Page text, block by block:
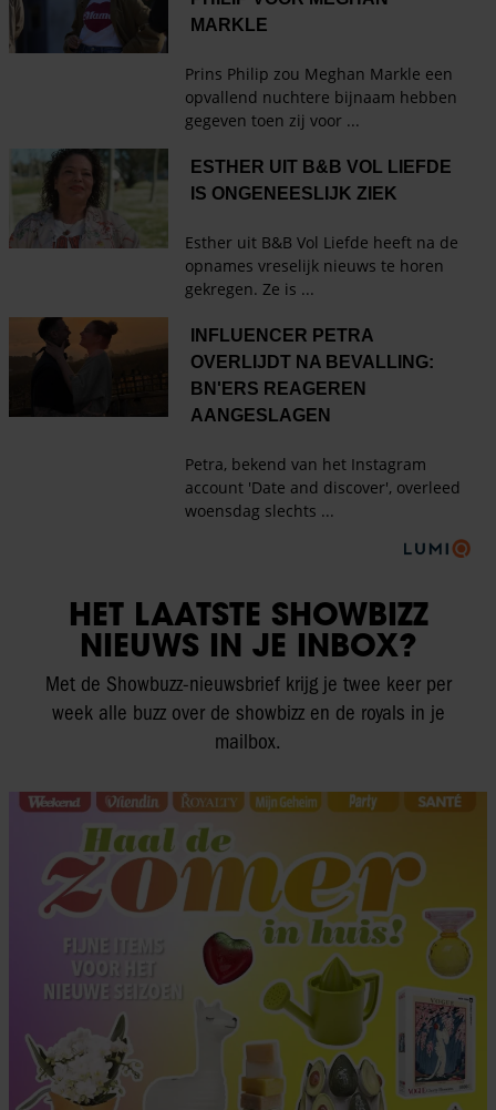
HET LAATSTE SHOWBIZZ
NIEUWS IN JE INBOX?
Met de Showbuzz-nieuwsbrief krijg je twee keer per
week alle buzz over de showbizz en de royals in je
mailbox.